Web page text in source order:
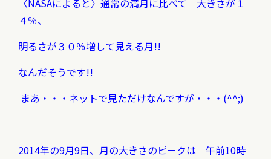
〈NASAによると〉通常の満月に比べて 大きさが１
４％、
明るさが３０％増して見える月!!
なんだそうです!!
まあ・・・ネットで見ただけなんですが・・・(^^;)
2014年の9月9日、月の大きさのピークは 午前10時